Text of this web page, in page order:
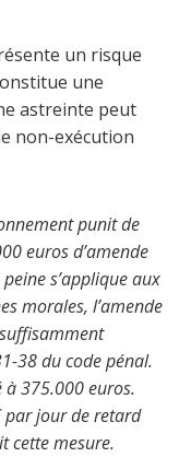
un risque
une
astreinte peut
non-exécution
punit de
euros d’amende
s’applique aux
morales, l’amende
38 du code pénal.
à 375.000 euros.
par jour de retard
cette mesure.